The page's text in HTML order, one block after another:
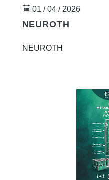
01 / 04 / 2026
NEUROTH
NEUROTH